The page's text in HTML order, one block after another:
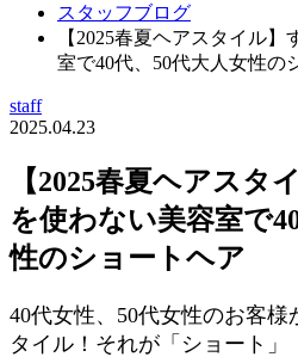
スタッフブログ
【2025春夏ヘアスタイル
室で40代、50代大人女性の
staff
2025.04.23
【2025春夏ヘアスタ
を使わない美容室で
性のショートヘア
40代女性、50代女性のお客
タイル！それが「ショート」